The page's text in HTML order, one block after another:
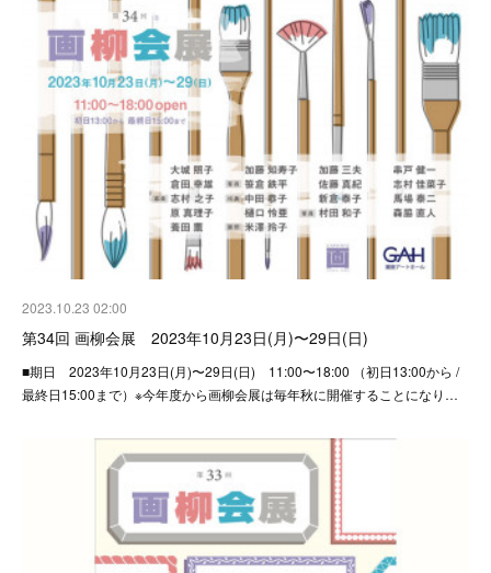
2023.10.23 02:00
第34回 画柳会展 2023年10月23日(月)〜29日(日)
■期日 2023年10月23日(月)〜29日(日) 11:00〜18:00 （初日13:00から /
最終日15:00まで）※今年度から画柳会展は毎年秋に開催することになり…